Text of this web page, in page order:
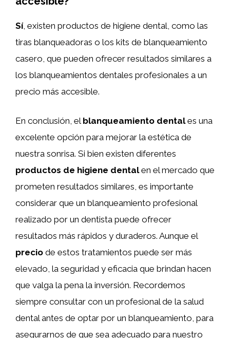
Sí, existen productos de higiene dental, como las
tiras blanqueadoras o los kits de blanqueamiento
casero, que pueden ofrecer resultados similares a
los blanqueamientos dentales profesionales a un
precio más accesible.
En conclusión, el blanqueamiento dentales una
excelente opción para mejorar la estética de
nuestra sonrisa. Si bien existen diferentes
productos de higiene dentalen el mercado que
prometen resultados similares, es importante
considerar que un blanqueamiento profesional
realizado por un dentista puede ofrecer
resultados más rápidos y duraderos. Aunque el
precio de estos tratamientos puede ser más
elevado, la seguridad y eficacia que brindan hacen
que valga la pena la inversión. Recordemos
siempre consultar con un profesional de la salud
dental antes de optar por un blanqueamiento, para
asegurarnos de que sea adecuado para nuestro